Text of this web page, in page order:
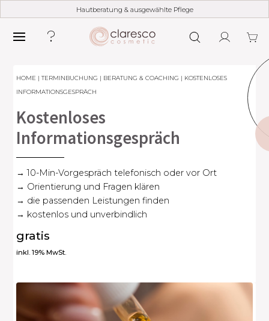
Hautberatung & ausgewählte Pflege
HOME |TERMINBUCHUNG | BERATUNG & COACHING | KOSTENLOSES
INFORMATIONSGESPRÄCH
Kostenloses
Informationsgespräch
→ 10-Min-Vorgespräch telefonisch oder vor Ort
→ Orientierung und Fragen klären
→ die passenden Leistungen finden
→ kostenlos und unverbindlich
gratis
inkl. 19% MwSt.